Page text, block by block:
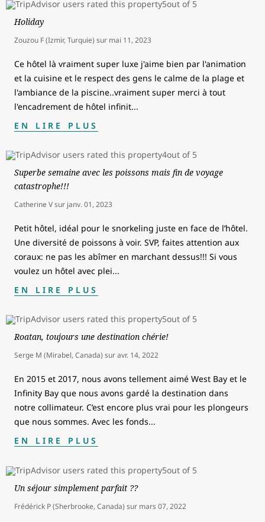
Holiday
Zouzou F (Izmir, Turquie) sur mai 11, 2023
Ce hôtel là vraiment super luxe j'aime bien par l'animation
et la cuisine et le respect des gens le calme de la plage et
l'ambiance de la piscine..vraiment super merci à tout
l'encadrement de hôtel infinit...
EN LIRE PLUS
Superbe semaine avec les poissons mais fin de voyage
catastrophe!!!
Catherine Vsur janv. 01, 2023
Petit hôtel, idéal pour le snorkeling juste en face de l’hôtel.
Une diversité de poissons à voir. SVP, faites attention aux
coraux: ne pas les abîmer en marchant dessus!!! Si vous
voulez un hôtel avec plei...
EN LIRE PLUS
Roatan, toujours une destination chérie!
Serge M (Mirabel, Canada) suravr. 14, 2022
En 2015 et 2017, nous avons tellement aimé West Bay et le
Infinity Bay que nous avons gardé la destination dans
notre collimateur. C’est encore plus vrai pour les plongeurs
que nous sommes. Avec les fonds...
EN LIRE PLUS
Un séjour simplement parfait ??
Frédérick P (Sherbrooke, Canada) sur mars 07, 2022